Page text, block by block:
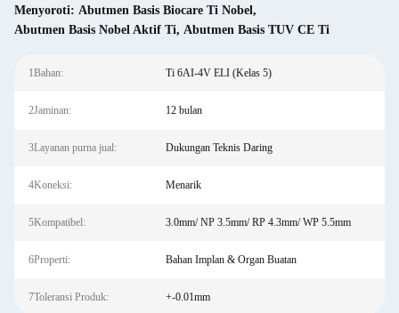
Menyoroti: Abutmen Basis Biocare Ti Nobel,
Abutmen Basis Nobel Aktif Ti, Abutmen Basis TUV CE Ti
1Bahan: Ti 6AI-4V ELI (Kelas 5)
2Jaminan: 12 bulan
3Layanan purna jual: Dukungan Teknis Daring
4Koneksi: Menarik
5Kompatibel: 3.0mm/ NP 3.5mm/ RP 4.3mm/ WP 5.5mm
6Properti: Bahan Implan & Organ Buatan
7Toleransi Produk: +-0.01mm